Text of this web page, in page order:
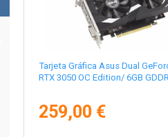
Tarjeta Gráfica Asus Dual
RTX 3050 OC Edition/ 6GB
259,00 €